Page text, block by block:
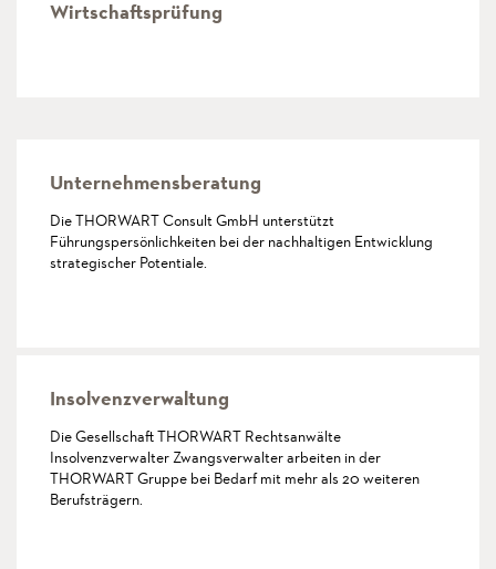
Wirtschaftsprüfung
Unternehmensberatung
Die THORWART Consult GmbH unterstützt
Führungspersönlichkeiten bei der nachhaltigen Entwicklung
strategischer Potentiale.
Insolvenzverwaltung
Die Gesellschaft THORWART Rechtsanwälte
Insolvenzverwalter Zwangsverwalter arbeiten in der
THORWART Gruppe bei Bedarf mit mehr als 20 weiteren
Berufsträgern.